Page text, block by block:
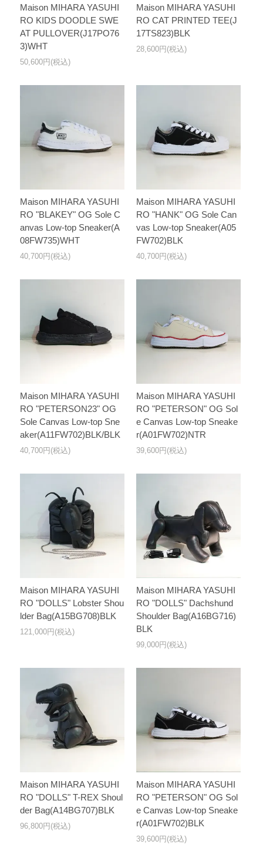
Maison MIHARA YASUHI
RO KIDS DOODLE SWE
AT PULLOVER(J17PO76
3)WHT
50,600円(税込)
Maison MIHARA YASUHI
RO CAT PRINTED TEE(J
17TS823)BLK
28,600円(税込)
Maison MIHARA YASUHI
RO "BLAKEY" OG Sole C
anvas Low-top Sneaker(A
08FW735)WHT
40,700円(税込)
Maison MIHARA YASUHI
RO "HANK" OG Sole Can
vas Low-top Sneaker(A05
FW702)BLK
40,700円(税込)
Maison MIHARA YASUHI
RO "PETERSON23" OG
Sole Canvas Low-top Sne
aker(A11FW702)BLK/BLK
40,700円(税込)
Maison MIHARA YASUHI
RO "PETERSON" OG Sol
e Canvas Low-top Sneake
r(A01FW702)NTR
39,600円(税込)
Maison MIHARA YASUHI
RO "DOLLS" Lobster Shou
lder Bag(A15BG708)BLK
121,000円(税込)
Maison MIHARA YASUHI
RO "DOLLS" Dachshund
Shoulder Bag(A16BG716)
BLK
99,000円(税込)
Maison MIHARA YASUHI
RO "DOLLS" T-REX Shoul
der Bag(A14BG707)BLK
96,800円(税込)
Maison MIHARA YASUHI
RO "PETERSON" OG Sol
e Canvas Low-top Sneake
r(A01FW702)BLK
39,600円(税込)